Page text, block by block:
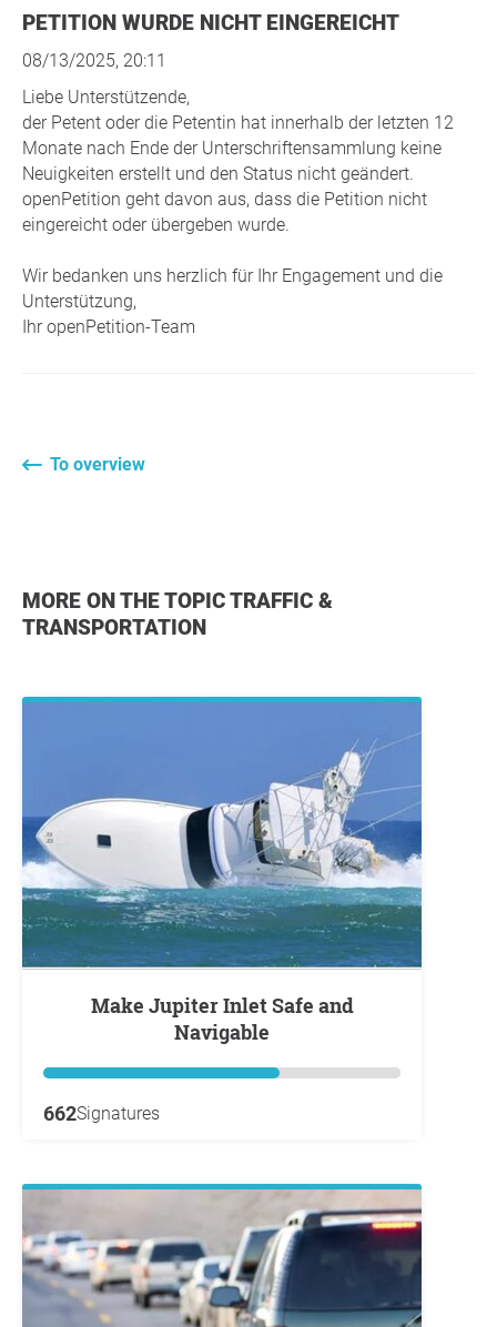
PETITION WURDE NICHT EINGEREICHT
08/13/2025, 20:11
Liebe Unterstützende,
der Petent oder die Petentin hat innerhalb der letzten 12
Monate nach Ende der Unterschriftensammlung keine
Neuigkeiten erstellt und den Status nicht geändert.
openPetition geht davon aus, dass die Petition nicht
eingereicht oder übergeben wurde.
Wir bedanken uns herzlich für Ihr Engagement und die
Unterstützung,
Ihr openPetition-Team
To overview
MORE ON THE TOPIC TRAFFIC &
TRANSPORTATION
Make Jupiter Inlet Safe and
Navigable
662Signatures